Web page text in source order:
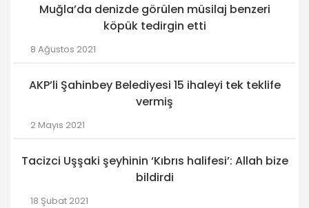
Muğla’da denizde görülen müsilaj benzeri
köpük tedirgin etti
8 Ağustos 2021
AKP’li Şahinbey Belediyesi 15 ihaleyi tek teklife
vermiş
2 Mayıs 2021
Tacizci Uşşaki şeyhinin ‘Kıbrıs halifesi’: Allah bize
bildirdi
18 Şubat 2021